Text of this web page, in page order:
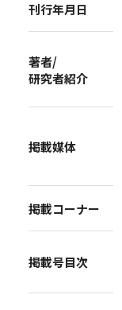
刊行年月日
著者/
研究者紹介
掲載媒体
掲載コーナー
掲載号目次